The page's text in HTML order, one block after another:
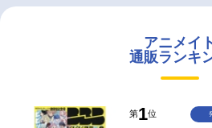
アニメイ
通販ランキ
第1位